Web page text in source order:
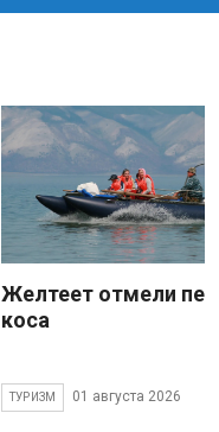
Желтеет отмели
коса
ТУРИЗМ 01 августа 2026